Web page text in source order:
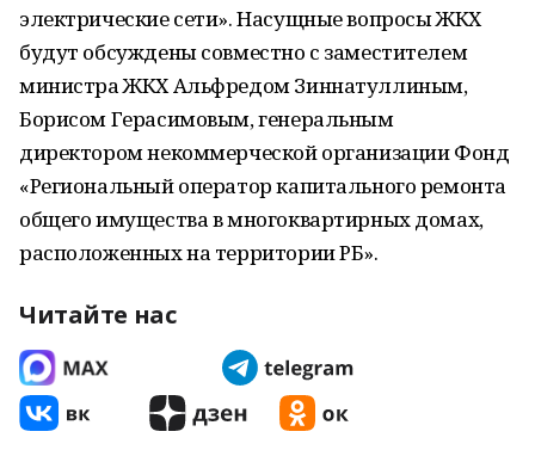
электрические сети». Насущные вопросы ЖКХ
будут обсуждены совместно с заместителем
министра ЖКХ Альфредом Зиннатуллиным,
Борисом Герасимовым, генеральным
директором некоммерческой организации Фонд
«Региональный оператор капитального ремонта
общего имущества в многоквартирных домах,
расположенных на территории РБ».
Читайте нас